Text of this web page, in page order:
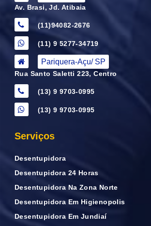
Av. Brasi, Jd. Atibaia
(11)94082-2676
(11) 9 5277-34719
Pariquera-Açu/ SP
Rua Santo Saletti 223, Centro
(13) 9 9703-0995
(13) 9 9703-0995
Serviços
Desentupidora
Desentupidora 24 Horas
Desentupidora Na Zona Norte
Desentupidora Em Higienopolis
Desentupidora Em Jundiaí